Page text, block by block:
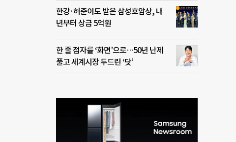
한강·허준이도 받은 삼성호암상, 내
년부터 상금 5억원
한 줄 점자를 ‘화면’으로…50년 난제
풀고 세계시장 두드린 ‘닷’